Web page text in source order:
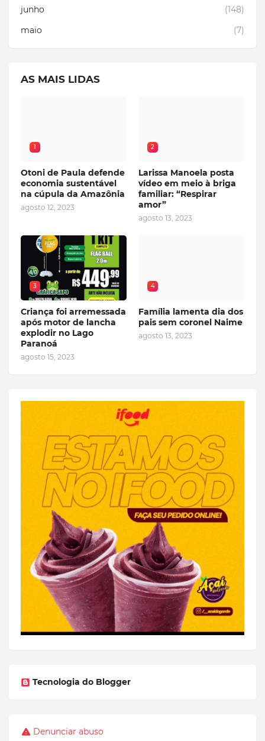
junho
(148)
maio
(7)
AS MAIS LIDAS
1
Otoni de Paula defende
economia sustentável
na cúpula da Amazônia
agosto 12, 2023
2
Larissa Manoela posta
vídeo em meio à briga
familiar: “Respirar
amor”
agosto 13, 2023
3
Criança foi arremessada
após motor de lancha
explodir no Lago
Paranoá
agosto 15, 2023
4
Família lamenta dia dos
pais sem coronel Naime
agosto 13, 2023
Tecnologia do Blogger
Denunciar abuso